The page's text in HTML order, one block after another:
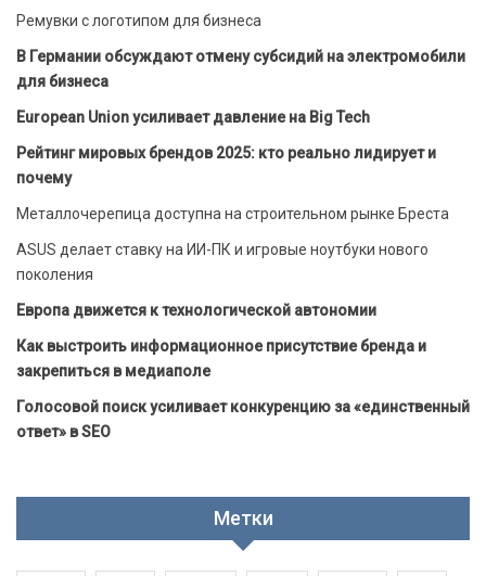
Ремувки с логотипом для бизнеса
В Германии обсуждают отмену субсидий на электромобили
для бизнеса
European Union усиливает давление на Big Tech
Рейтинг мировых брендов 2025: кто реально лидирует и
почему
Металлочерепица доступна на строительном рынке Бреста
ASUS делает ставку на ИИ-ПК и игровые ноутбуки нового
поколения
Европа движется к технологической автономии
Как выстроить информационное присутствие бренда и
закрепиться в медиаполе
Голосовой поиск усиливает конкуренцию за «единственный
ответ» в SEO
Метки